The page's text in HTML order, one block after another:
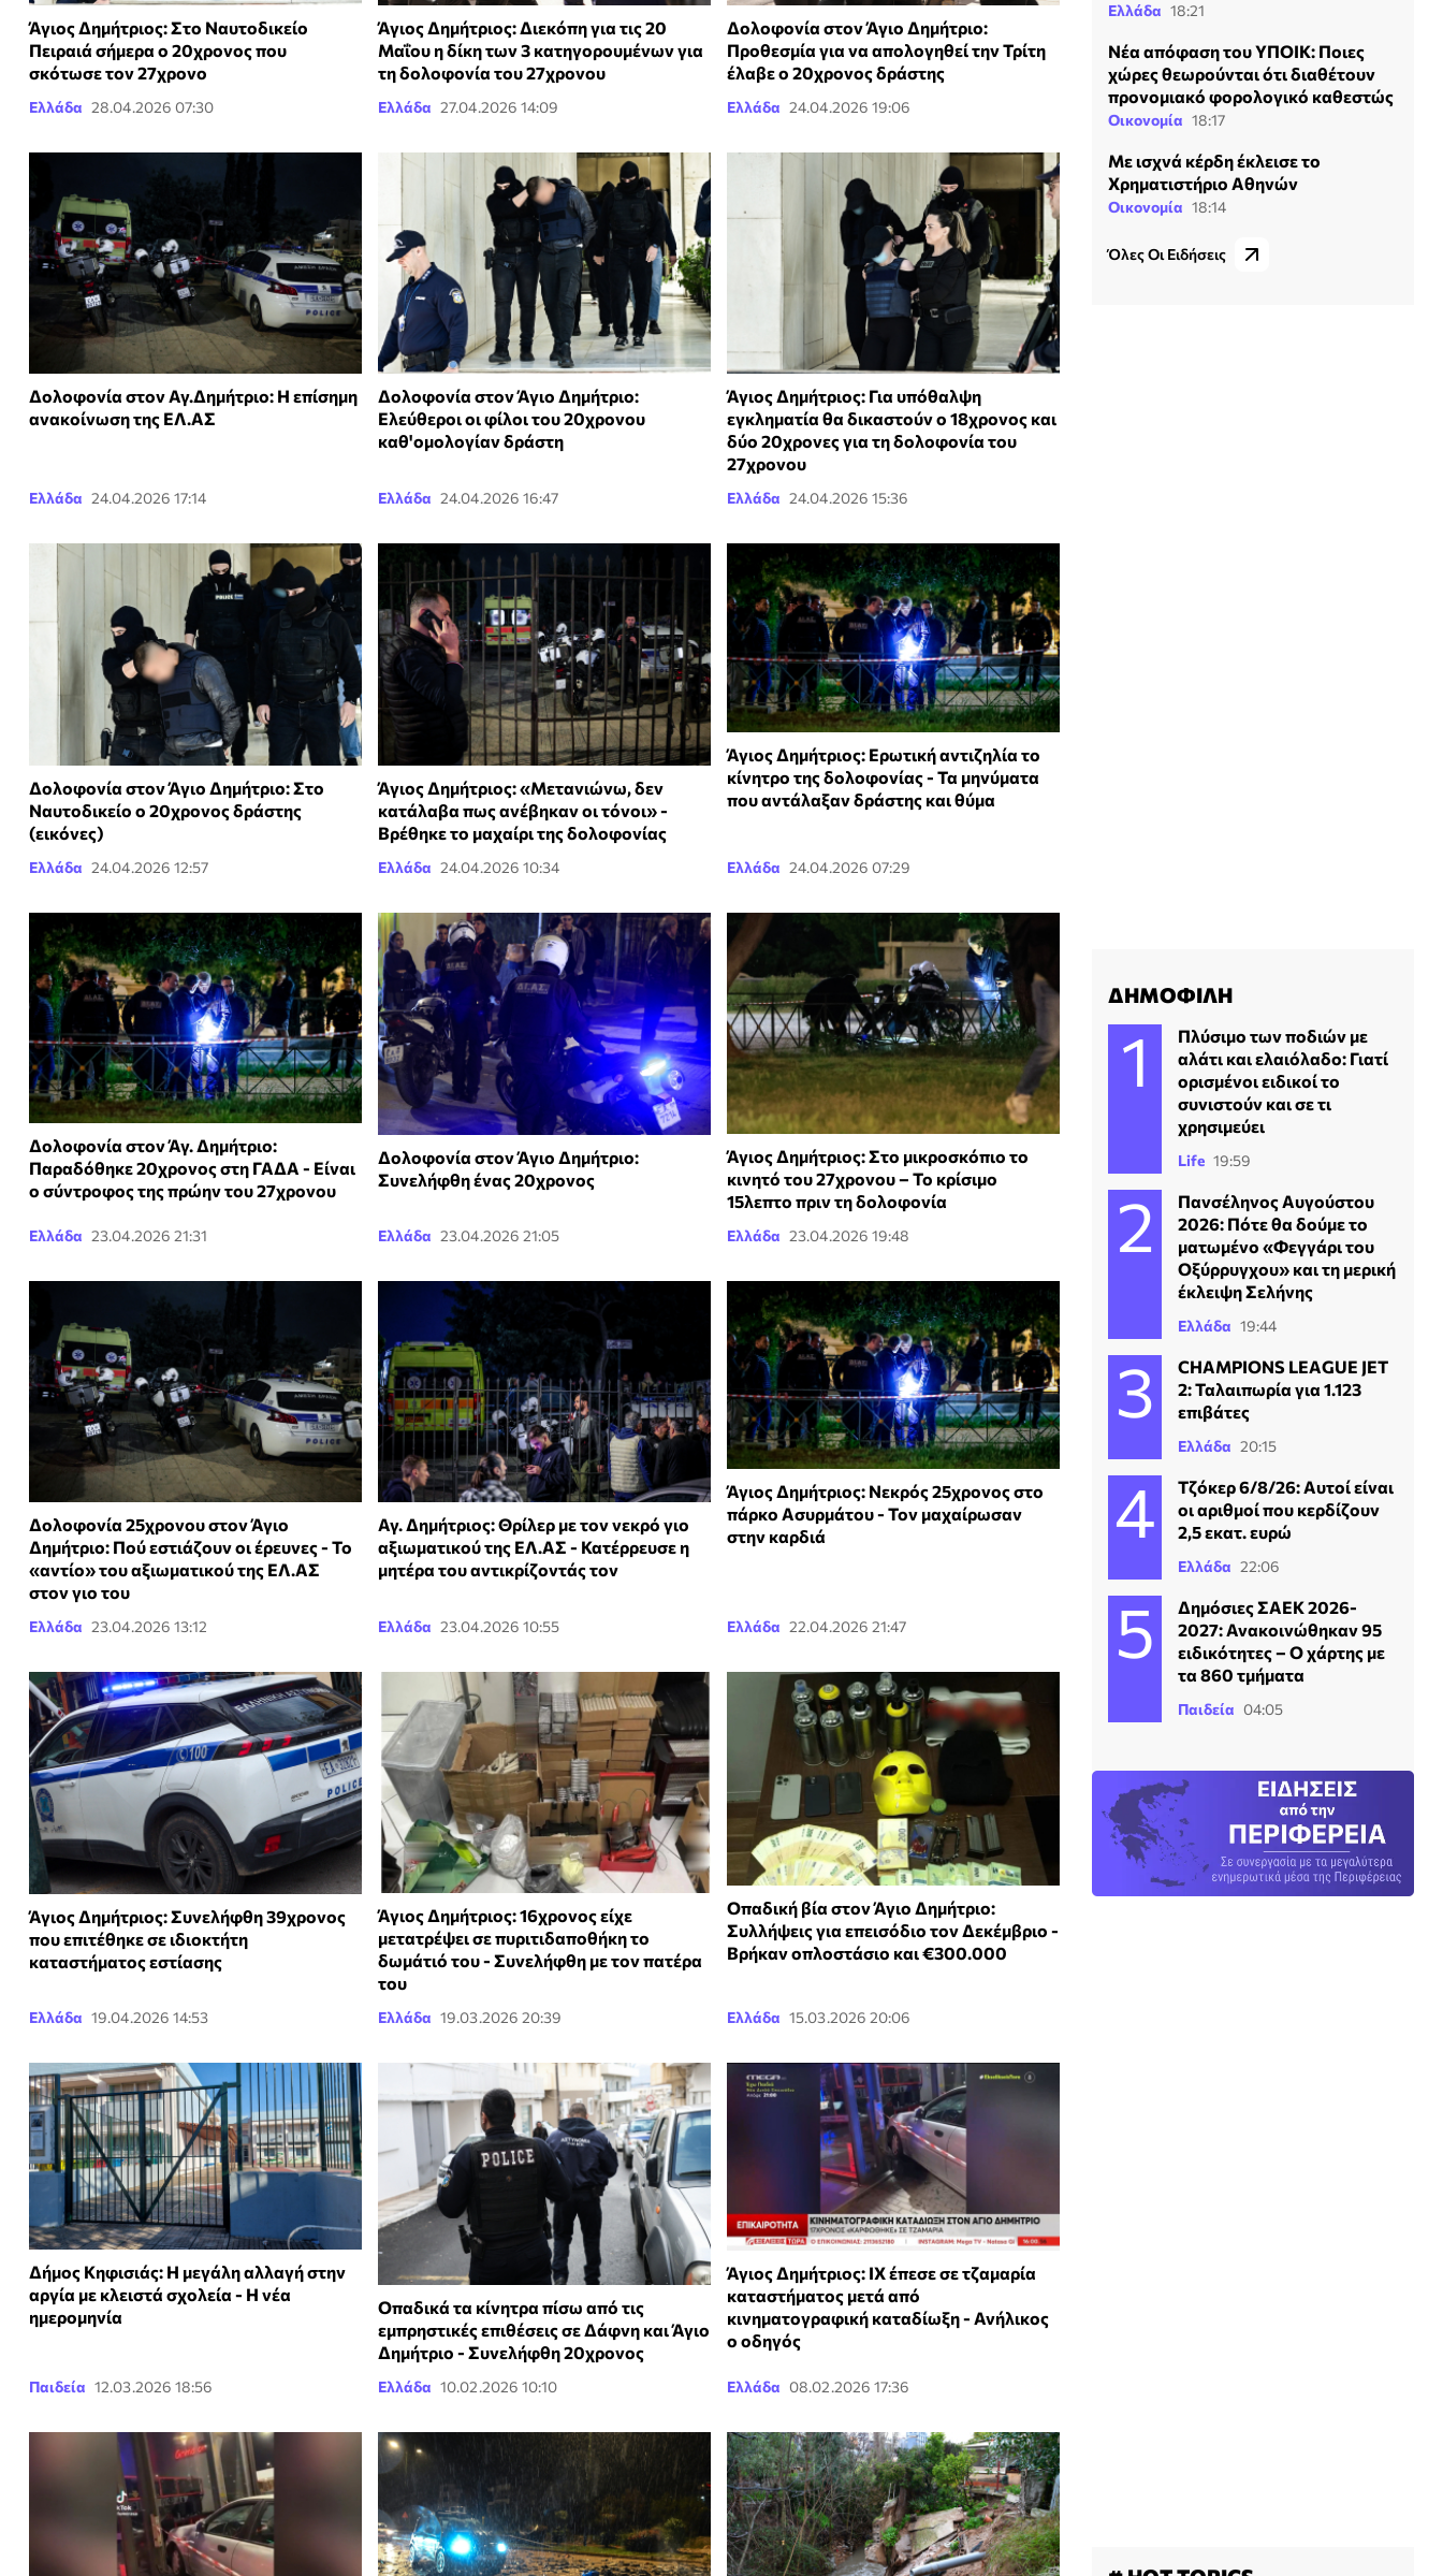
Άγιος Δημήτριος: Στο Ναυτοδικείο
Πειραιά σήμερα ο 20χρονος που
σκότωσε τον 27χρονο
Ελλάδα 28.04.2026 07:30
Άγιος Δημήτριος: Διεκόπη για τις 20
Μαΐου η δίκη των 3 κατηγορουμένων για
τη δολοφονία του 27χρονου
Ελλάδα 27.04.2026 14:09
Δολοφονία στον Άγιο Δημήτριο:
Προθεσμία για να απολογηθεί την Τρίτη
έλαβε ο 20χρονος δράστης
Ελλάδα 24.04.2026 19:06
Δολοφονία στον Αγ.Δημήτριο: Η επίσημη
ανακοίνωση της ΕΛ.ΑΣ
Ελλάδα 24.04.2026 17:14
Δολοφονία στον Άγιο Δημήτριο:
Ελεύθεροι οι φίλοι του 20χρονου
καθ'ομολογίαν δράστη
Ελλάδα 24.04.2026 16:47
Άγιος Δημήτριος: Για υπόθαλψη
εγκληματία θα δικαστούν ο 18χρονος και
δύο 20χρονες για τη δολοφονία του
27χρονου
Ελλάδα 24.04.2026 15:36
Δολοφονία στον Άγιο Δημήτριο: Στο
Ναυτοδικείο o 20χρονος δράστης
(εικόνες)
Ελλάδα 24.04.2026 12:57
Άγιος Δημήτριος: «Μετανιώνω, δεν
κατάλαβα πως ανέβηκαν οι τόνοι» -
Βρέθηκε το μαχαίρι της δολοφονίας
Ελλάδα 24.04.2026 10:34
Άγιος Δημήτριος: Ερωτική αντιζηλία το
κίνητρο της δολοφονίας - Τα μηνύματα
που αντάλαξαν δράστης και θύμα
Ελλάδα 24.04.2026 07:29
Δολοφονία στον Άγ. Δημήτριο:
Παραδόθηκε 20χρονος στη ΓΑΔΑ - Είναι
ο σύντροφος της πρώην του 27χρονου
Ελλάδα 23.04.2026 21:31
Δολοφονία στον Άγιο Δημήτριο:
Συνελήφθη ένας 20χρονος
Ελλάδα 23.04.2026 21:05
Άγιος Δημήτριος: Στο μικροσκόπιο το
κινητό του 27χρονου – Το κρίσιμο
15λεπτο πριν τη δολοφονία
Ελλάδα 23.04.2026 19:48
Δολοφονία 25χρονου στον Άγιο
Δημήτριο: Πού εστιάζουν οι έρευνες - Το
«αντίο» του αξιωματικού της ΕΛ.ΑΣ
στον γιο του
Ελλάδα 23.04.2026 13:12
Αγ. Δημήτριος: Θρίλερ με τον νεκρό γιο
αξιωματικού της ΕΛ.ΑΣ - Κατέρρευσε η
μητέρα του αντικρίζοντάς τον
Ελλάδα 23.04.2026 10:55
Άγιος Δημήτριος: Nεκρός 25χρονος στο
πάρκο Ασυρμάτου - Τον μαχαίρωσαν
στην καρδιά
Ελλάδα 22.04.2026 21:47
Άγιος Δημήτριος: Συνελήφθη 39χρονος
που επιτέθηκε σε ιδιοκτήτη
καταστήματος εστίασης
Ελλάδα 19.04.2026 14:53
Άγιος Δημήτριος: 16χρονος είχε
μετατρέψει σε πυριτιδαποθήκη το
δωμάτιό του - Συνελήφθη με τον πατέρα
του
Ελλάδα 19.03.2026 20:39
Οπαδική βία στον Άγιο Δημήτριο:
Συλλήψεις για επεισόδιο τον Δεκέμβριο -
Βρήκαν οπλοστάσιο και €300.000
Ελλάδα 15.03.2026 20:06
Δήμος Κηφισιάς: Η μεγάλη αλλαγή στην
αργία με κλειστά σχολεία - Η νέα
ημερομηνία
Παιδεία 12.03.2026 18:56
Οπαδικά τα κίνητρα πίσω από τις
εμπρηστικές επιθέσεις σε Δάφνη και Άγιο
Δημήτριο - Συνελήφθη 20χρονος
Ελλάδα 10.02.2026 10:10
Άγιος Δημήτριος: ΙΧ έπεσε σε τζαμαρία
καταστήματος μετά από
κινηματογραφική καταδίωξη - Ανήλικος
ο οδηγός
Ελλάδα 08.02.2026 17:36
Ελλάδα 18:21
Νέα απόφαση του ΥΠΟΙΚ: Ποιες
χώρες θεωρούνται ότι διαθέτουν
προνομιακό φορολογικό καθεστώς
Οικονομία 18:17
Με ισχνά κέρδη έκλεισε το
Χρηματιστήριο Αθηνών
Οικονομία 18:14
Όλες Οι Ειδήσεις
ΔΗΜΟΦΙΛΗ
Πλύσιμο των ποδιών με
αλάτι και ελαιόλαδο: Γιατί
ορισμένοι ειδικοί το
συνιστούν και σε τι
χρησιμεύει
Life 19:59
Πανσέληνος Αυγούστου
2026: Πότε θα δούμε το
ματωμένο «Φεγγάρι του
Οξύρρυγχου» και τη μερική
έκλειψη Σελήνης
Ελλάδα 19:44
CHAMPIONS LEAGUE JET
2: Ταλαιπωρία για 1.123
επιβάτες
Ελλάδα 20:15
Τζόκερ 6/8/26: Αυτοί είναι
οι αριθμοί που κερδίζουν
2,5 εκατ. ευρώ
Ελλάδα 22:06
Δημόσιες ΣΑΕΚ 2026-
2027: Ανακοινώθηκαν 95
ειδικότητες – Ο χάρτης με
τα 860 τμήματα
Παιδεία 04:05